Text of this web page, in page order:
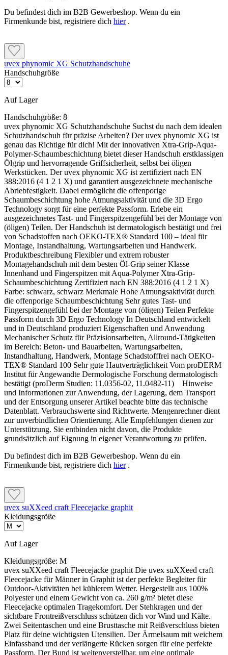
Du befindest dich im B2B Gewerbeshop. Wenn du ein
Firmenkunde bist, registriere dich hier.
uvex phynomic XG Schutzhandschuhe
Handschuhgröße
Auf Lager
Handschuhgröße: 8
uvex phynomic XG Schutzhandschuhe Suchst du nach dem idealen
Schutzhandschuh für präzise Arbeiten? Der uvex phynomic XG ist
genau das Richtige für dich! Mit der innovativen Xtra-Grip-Aqua-
Polymer-Schaumbeschichtung bietet dieser Handschuh erstklassigen
Ölgrip und hervorragende Griffsicherheit, selbst bei öligen
Werkstücken. Der uvex phynomic XG ist zertifiziert nach EN
388:2016 (4 1 2 1 X) und garantiert ausgezeichnete mechanische
Abriebfestigkeit. Dabei ermöglicht die offenporige
Schaumbeschichtung hohe Atmungsaktivität und die 3D Ergo
Technology sorgt für eine perfekte Passform. Erlebe ein
ausgezeichnetes Tast- und Fingerspitzengefühl bei der Montage von
(öligen) Teilen. Der Handschuh ist dermatologisch bestätigt und frei
von Schadstoffen nach OEKO-TEX® Standard 100 – ideal für
Montage, Instandhaltung, Wartungsarbeiten und Handwerk.
Produktbeschreibung Flexibler und extrem robuster
Montagehandschuh mit dem besten Öl-Grip seiner Klasse
Innenhand und Fingerspitzen mit Aqua-Polymer Xtra-Grip-
Schaumbeschichtung Zertifiziert nach EN 388:2016 (4 1 2 1 X)
Farbe: schwarz, schwarz Merkmale Hohe Atmungsaktivität durch
die offenporige Schaumbeschichtung Sehr gutes Tast- und
Fingerspitzengefühl bei der Montage von (öligen) Teilen Perfekte
Passform durch 3D Ergo Technology In Deutschland entwickelt
und in Deutschland produziert Eigenschaften und Anwendung
Mechanischer Schutz für Präzisionsarbeiten, Allround-Tätigkeiten
im Bereich: Beton- und Bauarbeiten, Wartungsarbeiten,
Instandhaltung, Handwerk, Montage Schadstofffrei nach OEKO-
TEX® Standard 100 Sehr gute Hautverträglichkeit Vom proDERM
Institut für Angewandte Dermologische Forschung dermatologisch
bestätigt (proDerm Studien: 11.0356-02, 11.0482-11) Hinweise
und Informationen zur Anwendung, der Lagerung, dem Transport
und der Entsorgung unserer Artikel beachte bitte das technische
Datenblatt. Verbrauchswerte sind Richtwerte. Mengenrechner dient
zur unverbindlichen Orientierung. Alle Empfehlungen dienen zur
Unterstützung. Sie entbinden nicht davon, die Produkte
grundsätzlich auf Eignung in eigener Verantwortung zu prüfen.
Du befindest dich im B2B Gewerbeshop. Wenn du ein
Firmenkunde bist, registriere dich hier.
uvex suXXeed craft Fleecejacke graphit
Kleidungsgröße
Auf Lager
Kleidungsgröße: M
uvex suXXeed craft Fleecejacke graphit Die uvex suXXeed craft
Fleecejacke für Männer in Graphit ist der perfekte Begleiter für
Outdoor-Aktivitäten bei kühlerem Wetter. Hergestellt aus 100%
Polyester und einem Gewicht von ca. 260 g/m² bietet diese
Fleecejacke optimalen Tragekomfort. Der Stehkragen und der
sichtbare Frontreißverschluss schützen dich vor Wind und Kälte.
Zwei Seitentaschen und eine Brusttasche mit Reißverschluss bieten
Platz für deine wichtigsten Utensilien. Der Ärmelsaum mit weichem
Einfassband und der verlängerte Rücken sorgen für eine perfekte
Passform. Der Bund ist weitenverstellbar, um eine optimale